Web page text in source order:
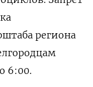
региона
6:00.